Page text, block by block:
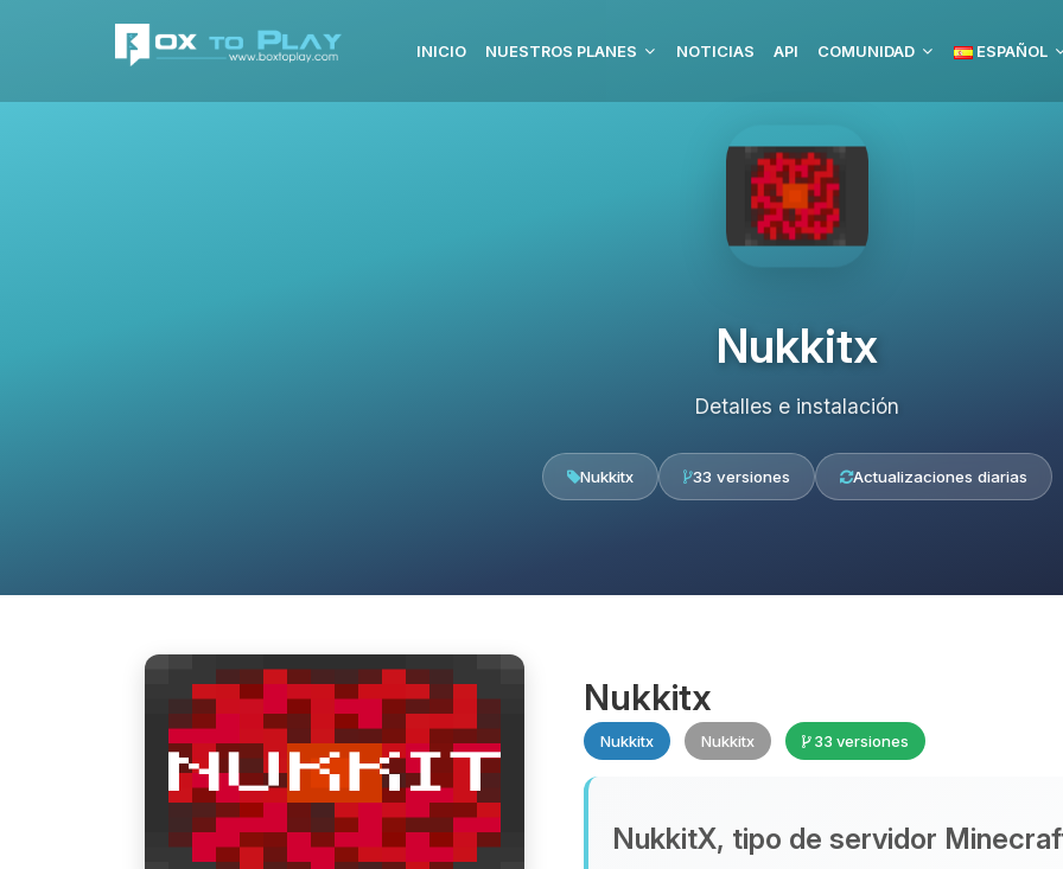
INICIO NUESTROS PLANES NOTICIAS API COMUNIDAD ESPAÑOL
Nukkitx
Detalles e instalación
Nukkitx 33 versiones Actualizaciones diarias
Nukkitx
Nukkitx Nukkitx 33 versiones
NukkitX, tipo de servidor